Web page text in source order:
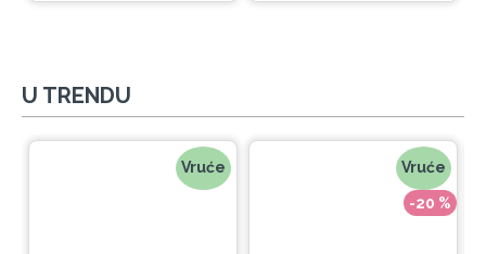
U TRENDU
Vruće Vruće
-20 %